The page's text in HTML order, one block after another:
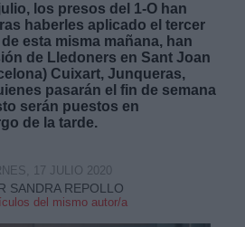
los presos del 1-O han
haberles aplicado el tercer
esta misma mañana, han
de Lledoners en Sant Joan
Cuixart, Junqueras,
pasarán el fin de semana
serán puestos en
de la tarde.
SANDRA REPOLLO
del mismo autor/a
17 JULIO 2020